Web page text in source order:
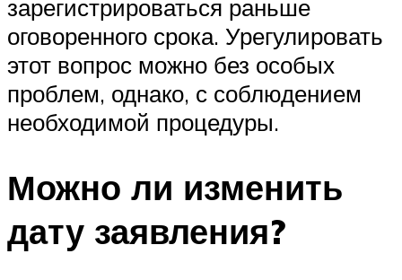
зарегистрироваться раньше
оговоренного срока. Урегулировать
этот вопрос можно без особых
проблем, однако, с соблюдением
необходимой процедуры.
Можно ли изменить
дату заявления?